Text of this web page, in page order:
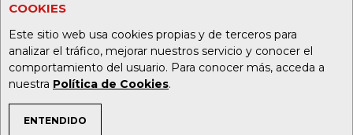
COOKIES
Este sitio web usa cookies propias y de terceros para
analizar el tráfico, mejorar nuestros servicio y conocer el
comportamiento del usuario. Para conocer más, acceda a
nuestra Política de Cookies.
ENTENDIDO